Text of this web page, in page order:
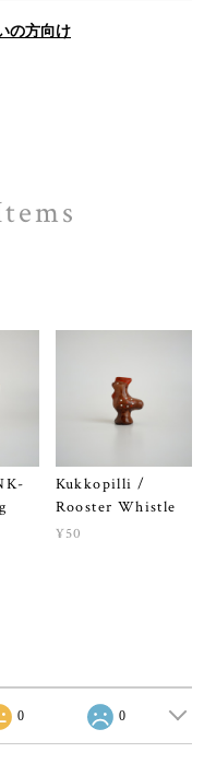
の方向け
Kukkopilli /
Rooster Whistle
¥50
0 0